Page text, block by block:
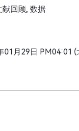
献回顾, 数据
01月29日 PM04:01 (